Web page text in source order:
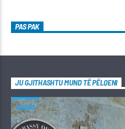
PAS PAK
JU GJITHASHTU MUND TË PËLQENI
LAJME